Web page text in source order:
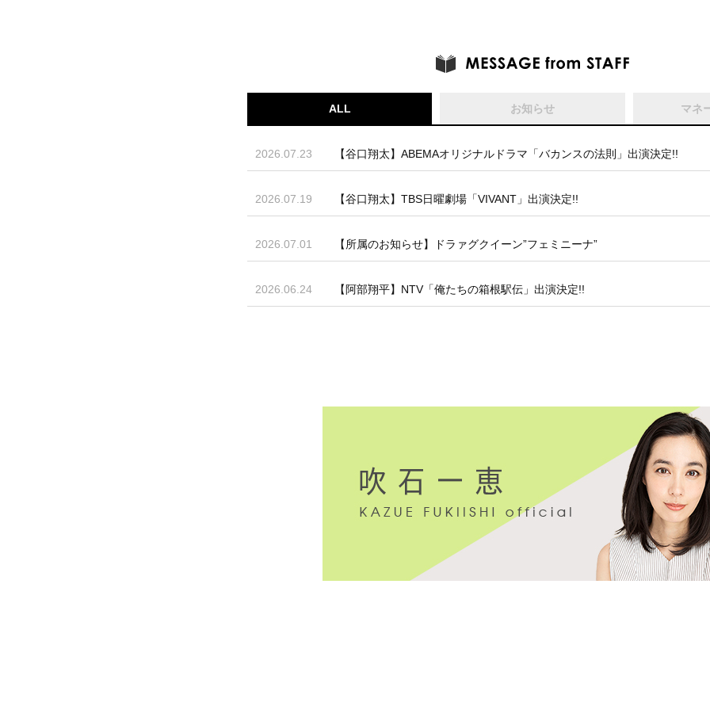
ALL お知らせ マネ
2026.07.23 【谷口翔太】ABEMAオリジナルドラマ「バカンスの法則」出演決定!!
2026.07.19 【谷口翔太】TBS日曜劇場「VIVANT」出演決定!!
2026.07.01 【所属のお知らせ】ドラァグクイーン”フェミニーナ”
2026.06.24 【阿部翔平】NTV「俺たちの箱根駅伝」出演決定!!